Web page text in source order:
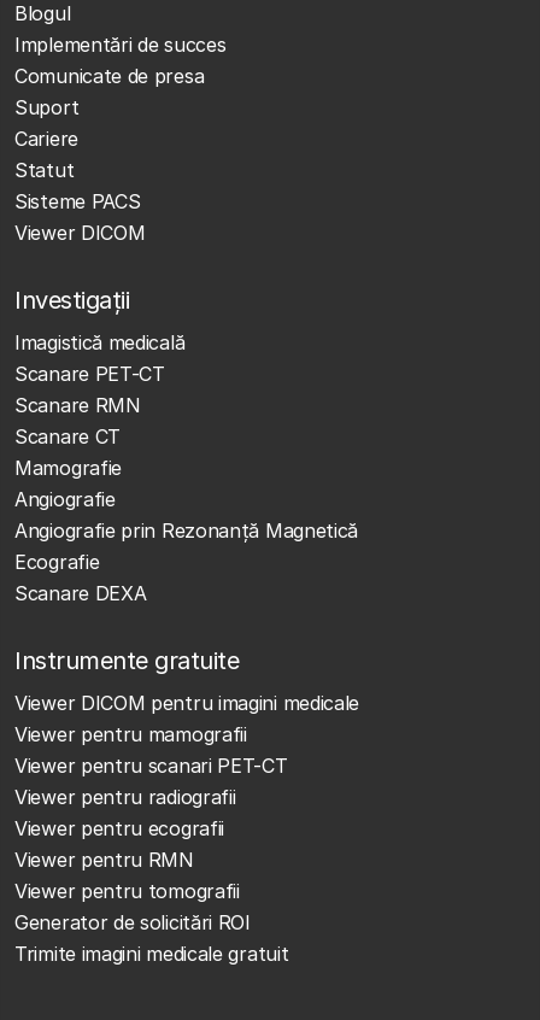
Blogul
Implementări de succes
Comunicate de presa
Suport
Cariere
Statut
Sisteme PACS
Viewer DICOM
Investigații
Imagistică medicală
Scanare PET-CT
Scanare RMN
Scanare CT
Mamografie
Angiografie
Angiografie prin Rezonanță Magnetică
Ecografie
Scanare DEXA
Instrumente gratuite
Viewer DICOM pentru imagini medicale
Viewer pentru mamografii
Viewer pentru scanari PET-CT
Viewer pentru radiografii
Viewer pentru ecografii
Viewer pentru RMN
Viewer pentru tomografii
Generator de solicitări ROI
Trimite imagini medicale gratuit